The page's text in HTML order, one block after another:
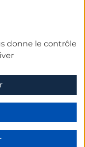
donne le contrôle